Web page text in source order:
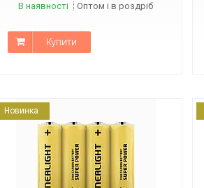
В наявності Оптом і в роздріб
Купити
Новинка